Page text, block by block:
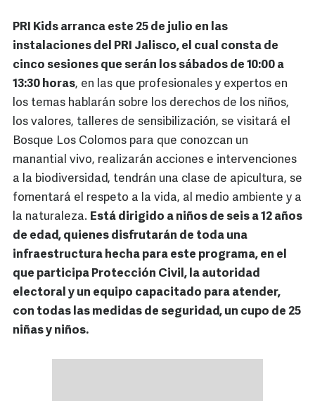
PRI Kids arranca este 25 de julio en las
instalaciones del PRI Jalisco, el cual consta de
cinco sesiones que serán los sábados de 10:00 a
13:30 horas, en las que profesionales y expertos en
los temas hablarán sobre los derechos de los niños,
los valores, talleres de sensibilización, se visitará el
Bosque Los Colomos para que conozcan un
manantial vivo, realizarán acciones e intervenciones
a la biodiversidad, tendrán una clase de apicultura, se
fomentará el respeto a la vida, al medio ambiente y a
la naturaleza. Está dirigido a niños de seis a 12 años
de edad, quienes disfrutarán de toda una
infraestructura hecha para este programa, en el
que participa Protección Civil, la autoridad
electoral y un equipo capacitado para atender,
con todas las medidas de seguridad, un cupo de 25
niñas y niños.